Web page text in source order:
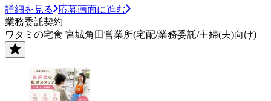
詳細を見る
応募画面に進む
業務委託契約
ワタミの宅食 宮城角田営業所(宅配/業務委託/主婦(夫)向け)